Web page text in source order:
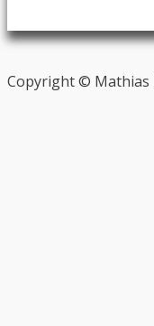
Copyright © Mathias